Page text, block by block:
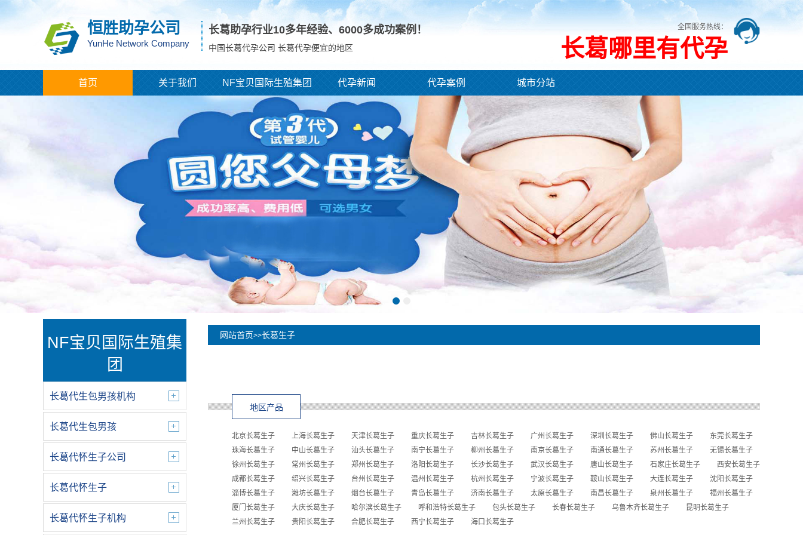
恒胜助孕公司
YunHe Network Company
长葛助孕行业10多年经验、 6000多成功案例！
中国长葛代孕公司 长葛代孕便宜的地区
全国服务热线：
长葛哪里有代孕
首页 关于我们 NF宝贝国际生殖集团 代孕新闻 代孕案例 城市分站
NF宝贝国际生殖集
团
长葛代生包男孩机构
长葛代生包男孩
长葛代怀生子公司
长葛代怀生子
长葛代怀生子机构
网站首页>>长葛生子
地区产品
北京长葛生子 上海长葛生子 天津长葛生子 重庆长葛生子 吉林长葛生子 广州长葛生子 深圳长葛生子 佛山长葛生子
东莞长葛生子
珠海长葛生子
中山长葛生子 汕头长葛生子 南宁长葛生子 柳州长葛生子 南京长葛生子 南通长葛生子 苏州长葛生子
无锡长葛生子
徐州长葛生子
常州长葛生子 郑州长葛生子 洛阳长葛生子 长沙长葛生子 武汉长葛生子 唐山长葛生子 石家庄长葛生子
西安长葛生子
成都长葛生子
绍兴长葛生子 台州长葛生子 温州长葛生子 杭州长葛生子 宁波长葛生子 鞍山长葛生子 大连长葛生子
沈阳长葛生子
淄博长葛生子
潍坊长葛生子 烟台长葛生子 青岛长葛生子 济南长葛生子 太原长葛生子 南昌长葛生子 泉州长葛生子
福州长葛生子
厦门长葛生子
大庆长葛生子 哈尔滨长葛生子 呼和浩特长葛生子 包头长葛生子 长春长葛生子 乌鲁木齐长葛生子
昆明长葛生子
兰州长葛生子
贵阳长葛生子 合肥长葛生子 西宁长葛生子 海口长葛生子